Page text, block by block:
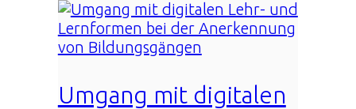
Umgang mit digitalen